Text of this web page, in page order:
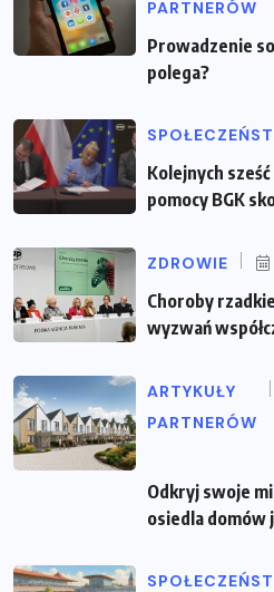
PARTNERÓW
Prowadzenie
polega?
Kolejnych
pomocy BGK
ZDROWIE
Choroby
wyzwań
ARTYKUŁY
PARTNERÓW
Odkryj swoje
osiedla domów